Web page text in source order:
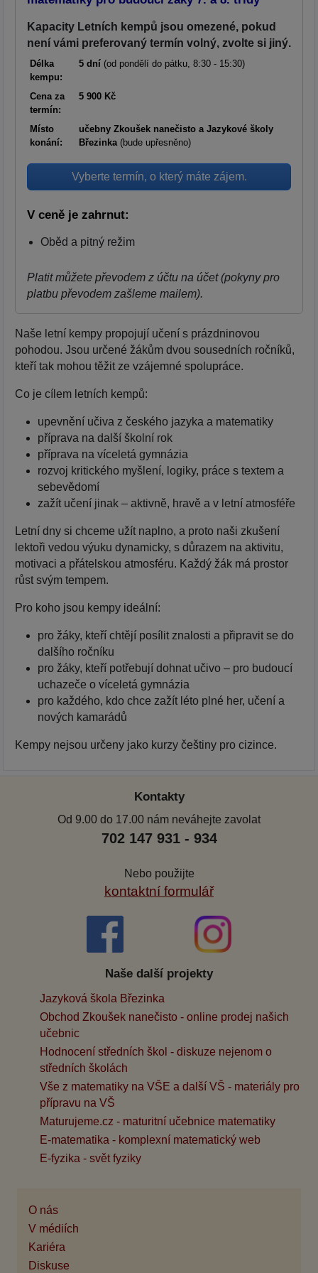
Naše letní kempy propojují učení s prázdninovou
pohodou. Jsou určené žákům dvou sousedních ročníků,
kteří tak mohou těžit ze vzájemné spolupráce.
Co je cílem letních kempů:
upevnění učiva z českého jazyka a matematiky
příprava na další školní rok
příprava na víceletá gymnázia
rozvoj kritického myšlení, logiky, práce s textem a
sebevědomí
zažít učení jinak – aktivně, hravě a v letní atmosféře
Letní dny si chceme užít naplno, a proto naši zkušení
lektoři vedou výuku dynamicky, s důrazem na aktivitu,
motivaci a přátelskou atmosféru. Každý žák má prostor
růst svým tempem.
Pro koho jsou kempy ideální:
pro žáky, kteří chtějí posílit znalosti a připravit se do
dalšího ročníku
pro žáky, kteří potřebují dohnat učivo – pro budoucí
uchazeče o víceletá gymnázia
pro každého, kdo chce zažít léto plné her, učení a
nových kamarádů
Kempy nejsou určeny jako kurzy češtiny pro cizince.
Kapacity Letních kempů jsou omezené, pokud
není vámi preferovaný termín volný, zvolte si jiný.
Délka
kempu:
5 dní (od pondělí do pátku, 8:30 - 15:30)
Cena za
termín:
5 900 Kč
Místo
konání:
učebny Zkoušek nanečisto a Jazykové školy
Březinka (bude upřesněno)
Vyberte termín, o který máte zájem.
V ceně je zahrnut:
Oběd a pitný režim
Platit můžete převodem z účtu na účet (pokyny pro
platbu převodem zašleme mailem).
Kontakty
Od 9.00 do 17.00 nám neváhejte zavolat
702 147 931 - 934
Nebo použijte
kontaktní formulář
Naše další projekty
Jazyková škola Březinka
Obchod Zkoušek nanečisto - online prodej našich
učebnic
Hodnocení středních škol - diskuze nejenom o
středních školách
Vše z matematiky na VŠE a další VŠ - materiály pro
přípravu na VŠ
Maturujeme.cz - maturitní učebnice matematiky
E-matematika - komplexní matematický web
E-fyzika - svět fyziky
O nás
V médiích
Kariéra
Diskuse